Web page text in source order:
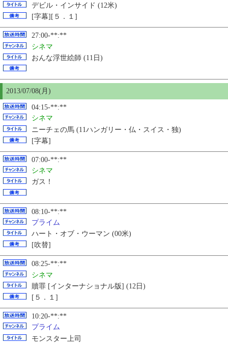
デビル・インサイド (12米)
[字幕][５．１]
27:00-**:**
シネマ
おんな浮世絵師 (11日)
2013/07/08(月)
04:15-**:**
シネマ
ニーチェの馬 (11ハンガリー・仏・スイス・独)
[字幕]
07:00-**:**
シネマ
ガス！
08:10-**:**
プライム
ハート・オブ・ウーマン (00米)
[吹替]
08:25-**:**
シネマ
贖罪 [インターナショナル版] (12日)
[５．１]
10:20-**:**
プライム
モンスター上司